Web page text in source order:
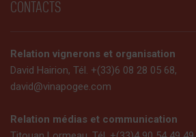
CONTACTS
Relation vignerons et organisation
David Hairion, Tél. +(33)6 08 28 05 68,
david@vinapogee.com
Relation médias et communication